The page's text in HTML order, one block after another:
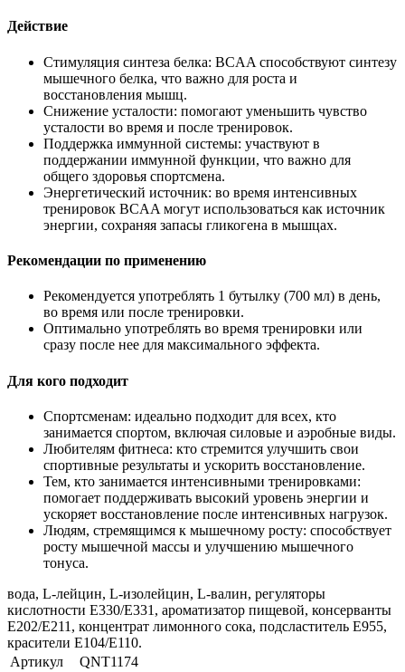
Действие
Стимуляция синтеза белка: BCAA способствуют синтезу
мышечного белка, что важно для роста и
восстановления мышц.
Снижение усталости: помогают уменьшить чувство
усталости во время и после тренировок.
Поддержка иммунной системы: участвуют в
поддержании иммунной функции, что важно для
общего здоровья спортсмена.
Энергетический источник: во время интенсивных
тренировок BCAA могут использоваться как источник
энергии, сохраняя запасы гликогена в мышцах.
Рекомендации по применению
Рекомендуется употреблять 1 бутылку (700 мл) в день,
во время или после тренировки.
Оптимально употреблять во время тренировки или
сразу после нее для максимального эффекта.
Для кого подходит
Спортсменам: идеально подходит для всех, кто
занимается спортом, включая силовые и аэробные виды.
Любителям фитнеса: кто стремится улучшить свои
спортивные результаты и ускорить восстановление.
Тем, кто занимается интенсивными тренировками:
помогает поддерживать высокий уровень энергии и
ускоряет восстановление после интенсивных нагрузок.
Людям, стремящимся к мышечному росту: способствует
росту мышечной массы и улучшению мышечного
тонуса.
вода, L-лейцин, L-изолейцин, L-валин, регуляторы
кислотности Е330/Е331, ароматизатор пищевой, консерванты
Е202/Е211, концентрат лимонного сока, подсластитель Е955,
красители Е104/Е110.
Артикул
QNT1174